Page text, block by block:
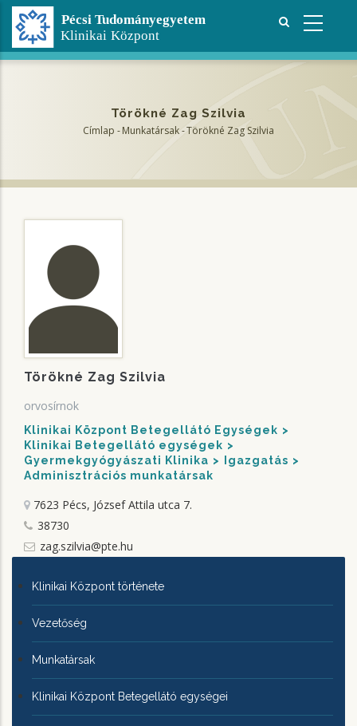
Ugrás
tartalomra
Törökné Zag Szilvia
Címlap -Munkatársak-Törökné Zag Szilvia
Törökné Zag Szilvia
orvosírnok
Klinikai Központ Betegellátó Egységek
Klinikai Betegellátó egységek
Gyermekgyógyászati Klinika
Igazgatás
Adminisztrációs munkatársak
7623 Pécs, József Attila utca 7.
38730
zag.szilvia@pte.hu
KLINIKAI
KÖZPONTRÓL
Klinikai Központ története
Vezetőség
Munkatársak
Klinikai Központ Betegellátó egységei